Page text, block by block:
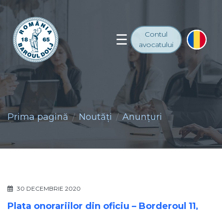
Contul
avocatului
Prima pagină Noutăţi Anunţuri
30 DECEMBRIE 2020
Plata onorariilor din oficiu – Borderoul 11,